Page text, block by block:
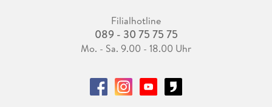
Filialhotline
089 - 30 75 75 75
Mo. - Sa. 9.00 - 18.00 Uhr